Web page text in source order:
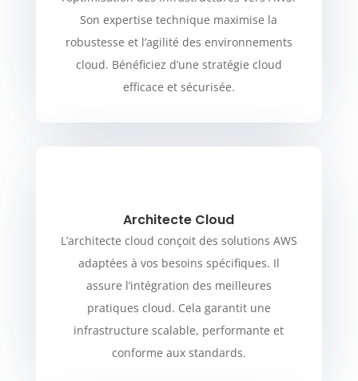
Son expertise technique maximise la
robustesse et l’agilité des environnements
cloud. Bénéficiez d’une stratégie cloud
efficace et sécurisée.
Architecte Cloud
L’architecte cloud conçoit des solutions AWS
adaptées à vos besoins spécifiques. Il
assure l’intégration des meilleures
pratiques cloud. Cela garantit une
infrastructure scalable, performante et
conforme aux standards.